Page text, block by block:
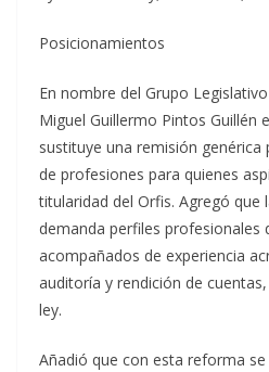
Posicionamientos
En nombre del Grupo
Miguel Guillermo Pintos Guillén
sustituye una remisión
de profesiones para quienes
titularidad del Orfis. Agregó que
demanda perfiles profesionales
acompañados de experiencia
auditoría y rendición de
ley.
Añadió que con esta reforma